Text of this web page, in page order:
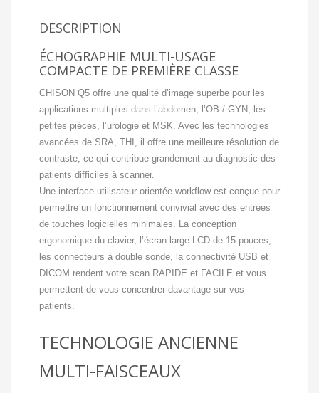
DESCRIPTION
ÉCHOGRAPHIE MULTI-USAGE
COMPACTE DE PREMIÈRE CLASSE
CHISON Q5 offre une qualité d’image superbe pour les
applications multiples dans l’abdomen, l’OB / GYN, les
petites pièces, l’urologie et MSK. Avec les technologies
avancées de SRA, THI, il offre une meilleure résolution de
contraste, ce qui contribue grandement au diagnostic des
patients difficiles à scanner.
Une interface utilisateur orientée workflow est conçue pour
permettre un fonctionnement convivial avec des entrées
de touches logicielles minimales. La conception
ergonomique du clavier, l’écran large LCD de 15 pouces,
les connecteurs à double sonde, la connectivité USB et
DICOM rendent votre scan RAPIDE et FACILE et vous
permettent de vous concentrer davantage sur vos
patients.
TECHNOLOGIE ANCIENNE
MULTI-FAISCEAUX